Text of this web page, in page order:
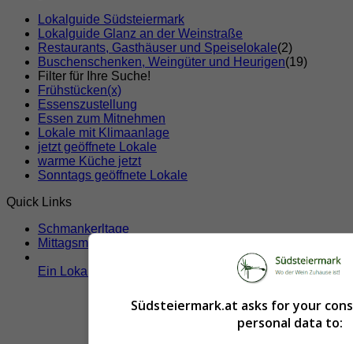
Lokalguide Südsteiermark
Lokalguide Glanz an der Weinstraße
Restaurants, Gasthäuser und Speiselokale(2)
Buschenschenken, Weingüter und Heurigen(19)
Filter für Ihre Suche!
Frühstücken(x)
Essenszustellung
Essen zum Mitnehmen
Lokale mit Klimaanlage
jetzt geöffnete Lokale
warme Küche jetzt
Sonntags geöffnete Lokale
Quick Links
Schmankerltage
Mittagsmenü
Ein Lokal hier eintragen!
Südsteiermark.at asks for your
personal data to: